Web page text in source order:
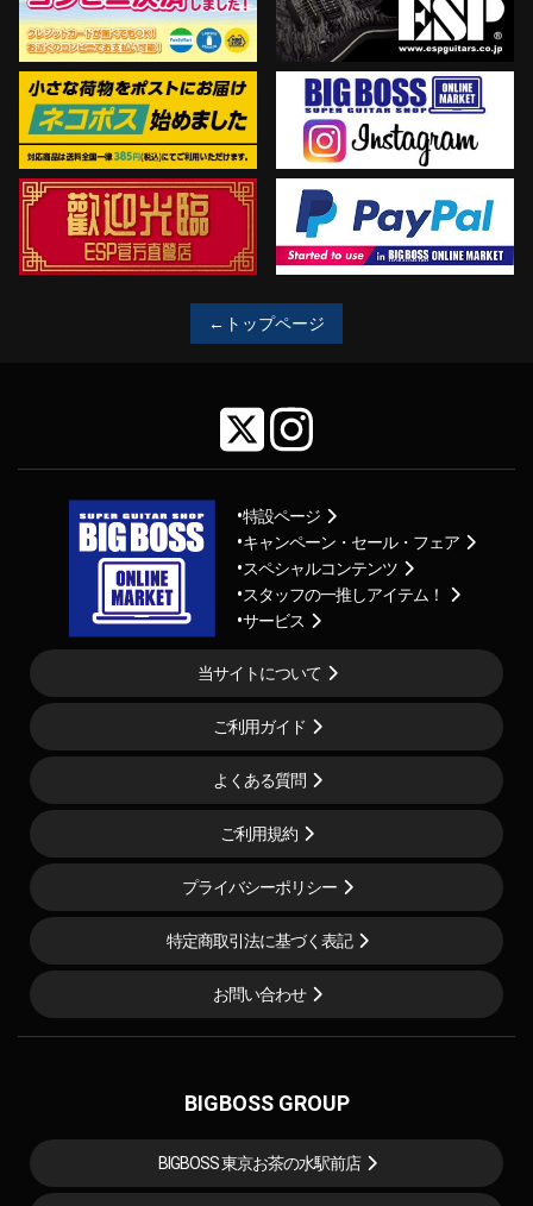
←トップページ
特設ページ
キャンペーン・セール・フェア
スペシャルコンテンツ
スタッフの一推しアイテム！
サービス
当サイトについて
ご利用ガイド
よくある質問
ご利用規約
プライバシーポリシー
特定商取引法に基づく表記
お問い合わせ
BIGBOSS GROUP
BIGBOSS 東京お茶の水駅前店